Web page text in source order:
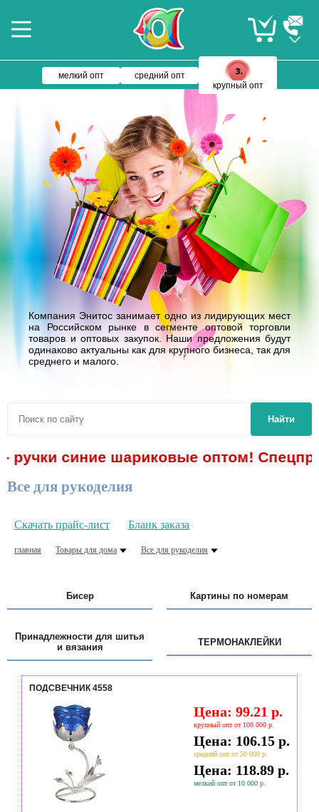
мелкий опт
средний опт
крупный опт
Компания Энитос занимает одно из лидирующих мест
на Российском рынке в сегменте оптовой торговли
товаров и оптовых закупок. Наши предложения будут
одинаково актуальны как для крупного бизнеса, так для
среднего и малого.
Найти
синие шариковые оптом!
Все для рукоделия
Скачать прайс-лист Бланк заказа
главная Товары для дома Все для рукоделия
Бисер Картины по номерам
Принадлежности для шитья
и вязания
ТЕРМОНАКЛЕЙКИ
ПОДСВЕЧНИК 4558
Цена: 99.21 р.
крупный опт от 100 000 р.
Цена: 106.15 р.
средний опт от 50 000 р.
Цена: 118.89 р.
мелкий опт от 10 000 р.